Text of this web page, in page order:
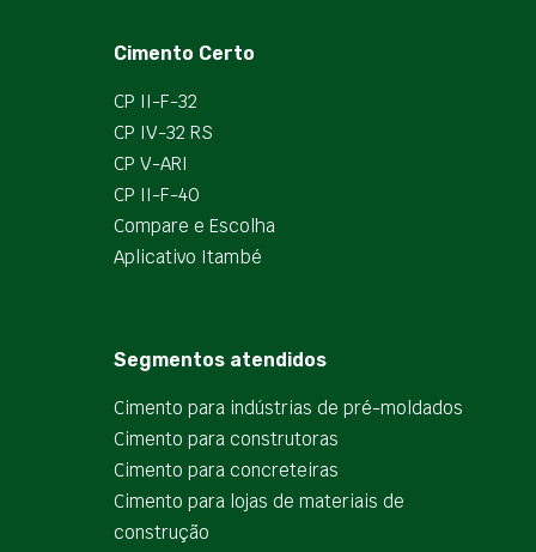
Cimento Certo
CP II-F-32
CP IV-32 RS
CP V-ARI
CP II-F-40
Compare e Escolha
Aplicativo Itambé
Segmentos atendidos
Cimento para indústrias de pré-moldados
Cimento para construtoras
Cimento para concreteiras
Cimento para lojas de materiais de
construção